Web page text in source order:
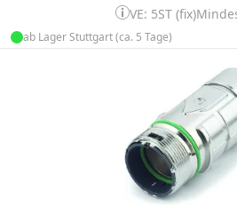
VE: 5ST (fix)
ab Lager Stuttgart (ca. 5 Tage)